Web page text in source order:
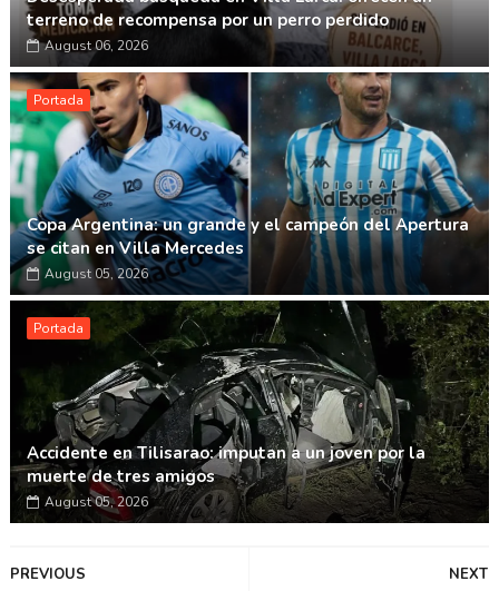
terreno de recompensa por un perro perdido
August 06, 2026
Portada
Copa Argentina: un grande y el campeón del Apertura
se citan en Villa Mercedes
August 05, 2026
Portada
Accidente en Tilisarao: imputan a un joven por la
muerte de tres amigos
August 05, 2026
NEXT
PREVIOUS